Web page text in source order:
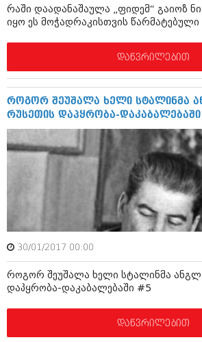
შოუბიზნესი
ისტორია
სხვადასხვა
არქივი
აგვისტო 2018 (162)
ივლისი 2018 (223)
ივნისი 2018 (244)
აპრილი 2018 (194)
თებერვალი 2018 (208)
იანვარი 2018 (215)
დეკემბერი 2017 (243)
ნოემბერი 2017 (212)
ისტორია
ანონსი
არქივი
ნოემბერი 2020 (103)
ოქტომბერი 2020 (209)
სექტემბერი 2020 (204)
აგვისტო 2020 (249)
ივლისი 2020 (204)
არქივის ზომის ნახვა
რაში დაადანაშაულა „ფიდემ“ გაიოზ
იყო ეს მოჭადრაკისთვის
დაწვრილებით
როგორ შეუშალა ხელი სტალინმა
რუსეთის დაპყრობა-
30/01/2017 00:00
როგორ შეუშალა ხელი სტალინმა
დაპყრობა-დაკაბალებაში #5
დაწვრილებით